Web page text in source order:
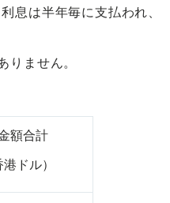
利息は半年毎に支払われ、
りません。
額合計
港ドル）